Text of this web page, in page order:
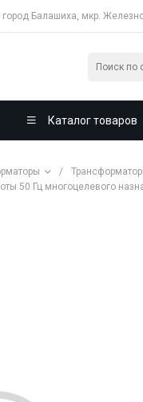
Балашиха, мкр.
Каталог товаров
/
50 Гц многоцелевого